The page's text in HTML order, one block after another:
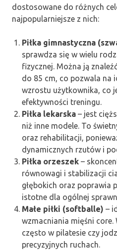
dostosowane do różnych
najpopularniejsze z nich:
Piłka gimnastyczna
sprawdza się w wielu
fizycznej. Można ją
do 85 cm, co pozwala na
wzrostu użytkownika, co
efektywności treningu.
Piłka lekarska – jest
niż inne modele. To
oraz rehabilitacji,
dynamicznych rzutów i
Piłka orzeszek –
równowagi i stabilizacji
głębokich oraz poprawia
istotne dla ogólnej
Małe piłki (softballe) –
wzmacniania mięśni core.
często w pilatesie czy
precyzyjnych ruchach.